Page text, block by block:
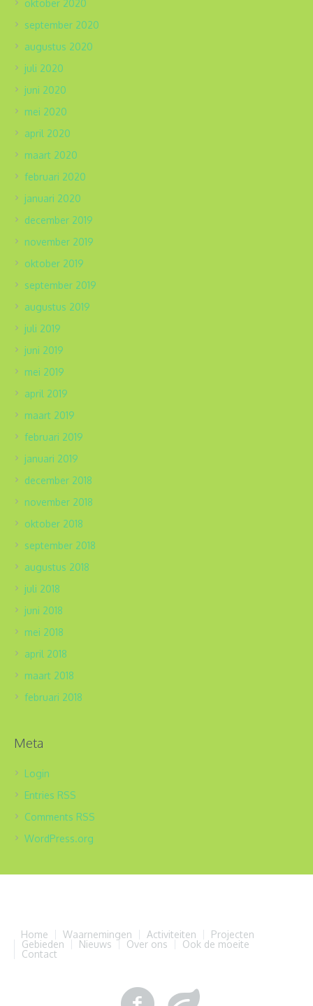
oktober 2020
september 2020
augustus 2020
juli 2020
juni 2020
mei 2020
april 2020
maart 2020
februari 2020
januari 2020
december 2019
november 2019
oktober 2019
september 2019
augustus 2019
juli 2019
juni 2019
mei 2019
april 2019
maart 2019
februari 2019
januari 2019
december 2018
november 2018
oktober 2018
september 2018
augustus 2018
juli 2018
juni 2018
mei 2018
april 2018
maart 2018
februari 2018
Meta
Login
Entries RSS
Comments RSS
WordPress.org
Home Waarnemingen Activiteiten
Projecten
Gebieden
Nieuws Over ons
Ook de moeite
Contact